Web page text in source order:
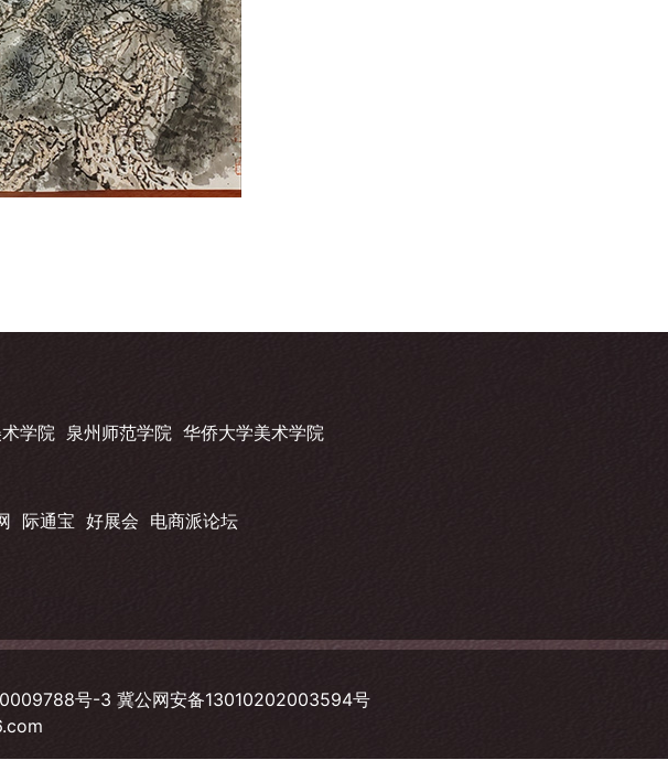
学院 泉州师范学院 华侨大学美术学院
际通宝 好展会 电商派论坛
号-3 冀公网安备13010202003594号